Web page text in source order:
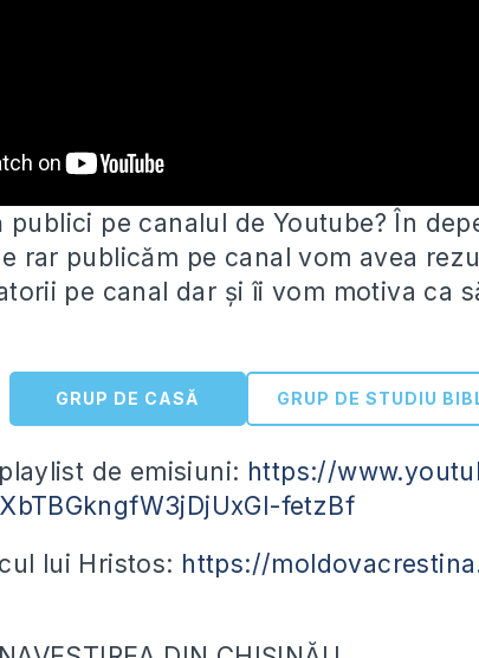
publici pe canalul de Youtube? În
rar publicăm pe canal vom avea
pe canal dar și îi vom motiva ca
GRUP DE CASĂ GRUP DE STUDIU
de emisiuni: https://
fetzBf
lui Hristos: https://